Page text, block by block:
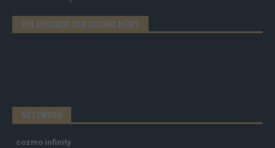
EIN ANGEBOT DER COZMO NEWS
NETZWERK
cozmo infinity